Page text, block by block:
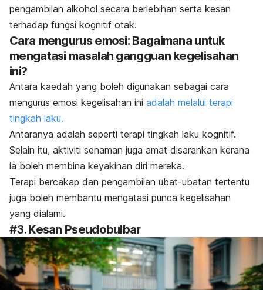
pengambilan alkohol secara berlebihan serta kesan
terhadap fungsi kognitif otak.
Cara mengurus emosi: Bagaimana untuk
mengatasi masalah gangguan kegelisahan
ini?
Antara kaedah yang boleh digunakan sebagai cara
mengurus emosi kegelisahan ini adalah melalui terapi
tingkah laku.
Antaranya adalah seperti terapi tingkah laku kognitif.
Selain itu, aktiviti senaman juga amat disarankan kerana
ia boleh membina keyakinan diri mereka.
Terapi bercakap dan pengambilan ubat-ubatan tertentu
juga boleh membantu mengatasi punca kegelisahan
yang dialami.
#3. Kesan Pseudobulbar